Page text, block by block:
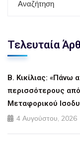
Τελευταία
Β. Κικίλιας: «Πάνω
περισσότερους
Μεταφορικού
4 Αυγούστου, 2026